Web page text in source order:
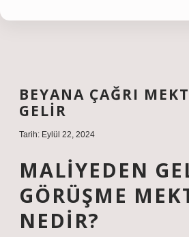
BEYANA ÇAĞRI
GELIR
Tarih: Eylül 22, 2024
MALIYEDEN
GÖRÜŞME
NEDIR?